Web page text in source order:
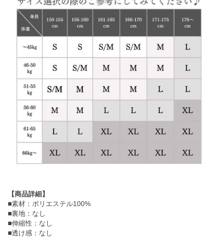
【商品詳細】
■素材：ポリエステル100%
■裏地：なし
■伸縮性：なし
■透け感：なし